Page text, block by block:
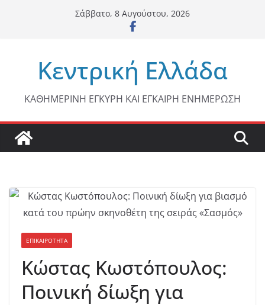
Σάββατο, 8 Αυγούστου, 2026
Κεντρική Ελλάδα
ΚΑΘΗΜΕΡΙΝΗ ΕΓΚΥΡΗ ΚΑΙ ΕΓΚΑΙΡΗ ΕΝΗΜΕΡΩΣΗ
ΕΠΙΚΑΙΡΟΤΗΤΑ
Κώστας Κωστόπουλος:
Ποινική δίωξη για